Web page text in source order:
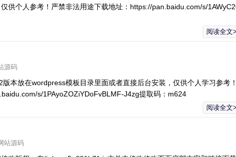
供个人参考！严禁非法用途下载地址：https://pan.baidu.com/s/
阅读全文
源码
本放在wordpress模板目录里面或者直接后台安装，仅供个人学习参考！
s/1PAyoZOZiYDoFvBLMF-J4zg提取码：m624
阅读全文
站源码